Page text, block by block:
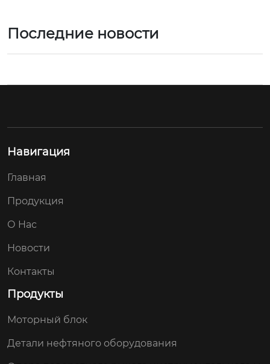
Последние новости
Навигация
Главная
Продукция
О Hас
Новости
Контакты
Продукты
Моторный блок
Детали нефтяного оборудования